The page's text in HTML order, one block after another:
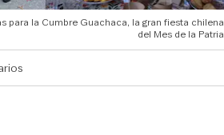
para la Cumbre Guachaca, la gran fiesta chilena
del Mes de la Patria